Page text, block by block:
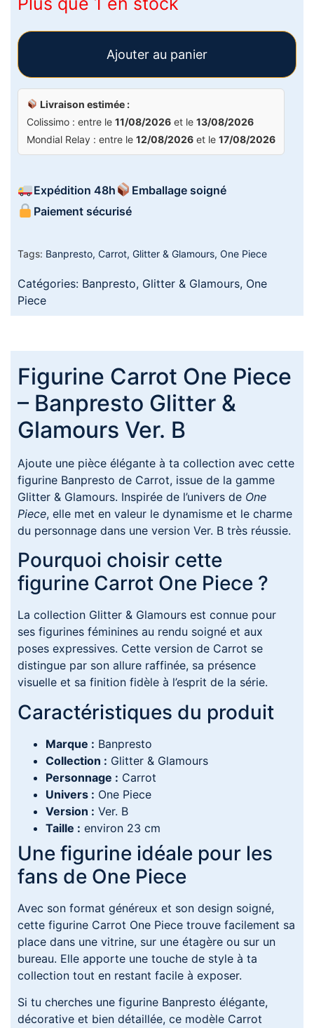
Ajouter au panier
Livraison estimée :
Colissimo : entre le 11/08/2026 et le 13/08/2026
Mondial Relay : entre le 12/08/2026 et le 17/08/2026
Expédition 48h
Emballage soigné
Paiement sécurisé
Tags: Banpresto, Carrot, Glitter & Glamours, One Piece
Catégories: Banpresto, Glitter & Glamours, One
Piece
Figurine Carrot One Piece
– Banpresto Glitter &
Glamours Ver. B
Ajoute une pièce élégante à ta collection avec cette
figurine Banpresto de Carrot, issue de la gamme
Glitter & Glamours. Inspirée de l’univers de One
Piece, elle met en valeur le dynamisme et le charme
du personnage dans une version Ver. B très réussie.
Pourquoi choisir cette
figurine Carrot One Piece ?
La collection Glitter & Glamours est connue pour
ses figurines féminines au rendu soigné et aux
poses expressives. Cette version de Carrot se
distingue par son allure raffinée, sa présence
visuelle et sa finition fidèle à l’esprit de la série.
Caractéristiques du produit
Marque : Banpresto
Collection : Glitter & Glamours
Personnage : Carrot
Univers : One Piece
Version : Ver. B
Taille : environ 23 cm
Une figurine idéale pour les
fans de One Piece
Avec son format généreux et son design soigné,
cette figurine Carrot One Piece trouve facilement sa
place dans une vitrine, sur une étagère ou sur un
bureau. Elle apporte une touche de style à ta
collection tout en restant facile à exposer.
Si tu cherches une figurine Banpresto élégante,
décorative et bien détaillée, ce modèle Carrot